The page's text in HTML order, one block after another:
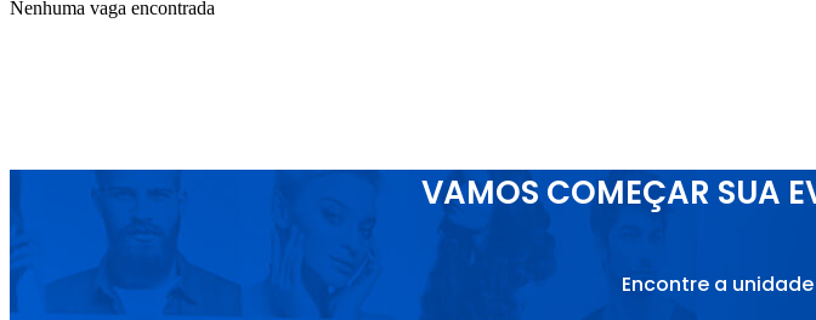
Nenhuma vaga encontrada
VAMOS COMEÇAR SUA
Encontre a